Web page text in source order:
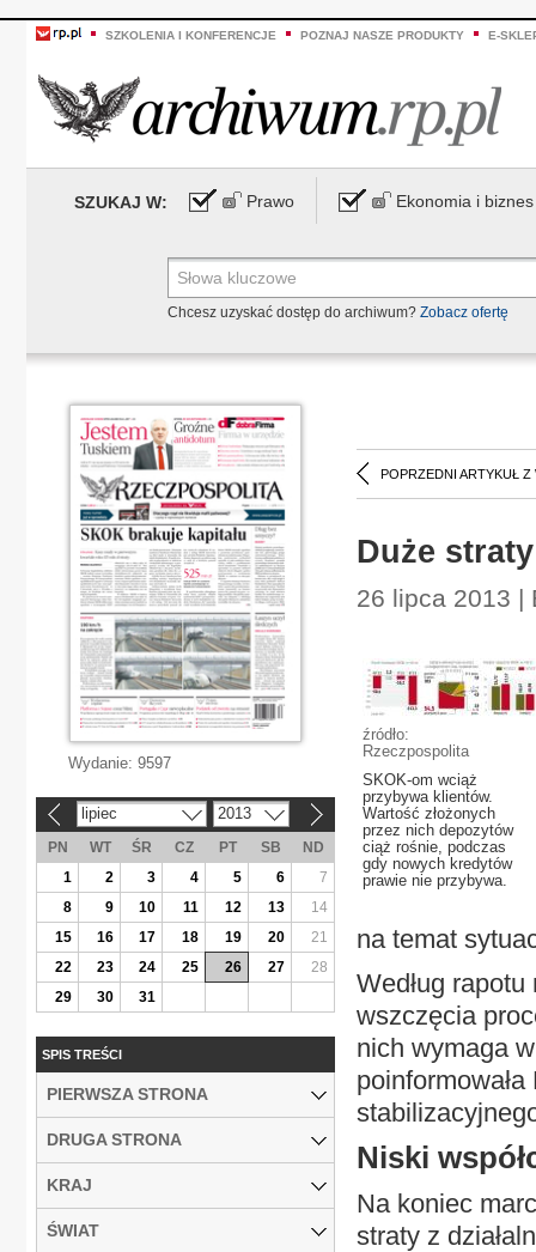
SZKOLENIA I KONFERENCJE POZNAJ NASZE PRODUKTY E-
SZUKAJ W: Prawo Ekonomia i biznes
Chcesz uzyskać dostęp do archiwum? Zobacz ofertę
POPRZEDNI ARTYKUŁ Z
Duże
26 lipca 2013 |
źródło:
Rzeczpospolita
SKOK-om wciąż
przybywa klientów.
Wartość złożonych
przez nich depozytów
ciąż rośnie, podczas
gdy nowych kredytów
prawie nie przybywa.
na temat
Według
wszczęcia
nich wymaga
Niski
Na koniec
straty z
Wydanie: 9597
lipiec 2013
PN WT ŚR CZ PT SB
ND
1
2 3 4 5 6
7
8
9 10 11 12 13
14
15
16 17 18 19 20
21
22
23 24 25 26 27
28
29
30 31
SPIS TREŚCI
PIERWSZA STRONA
DRUGA STRONA
KRAJ
ŚWIAT